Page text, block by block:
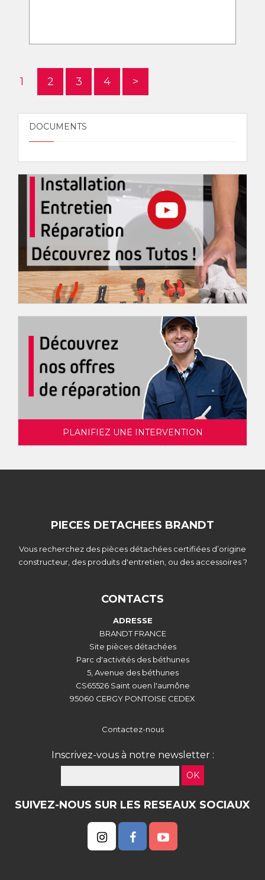
1 2 3 4 >
DOCUMENTS
PLANIFIEZ UNE INTERVENTION
PIECES DETACHEES BRANDT
Vous recherchez des pièces détachées certifiées d’origine
constructeur, des produits d'entretien, ou des accessoires ?
CONTACTS
ADRESSE
BRANDT FRANCE
Site pièces détachées
Parc d'activités des béthunes
5, Avenue des béthunes
CS65526 Saint ouen l'aumône
95060 CERGY PONTOISE CEDEX
Contactez-nous
Inscrivez-vous à notre newsletter :
OK
SUIVEZ-NOUS SUR LES RESEAUX SOCIAUX